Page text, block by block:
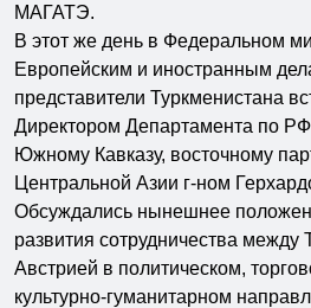
МАГАТЭ.
В этот же день в Федеральном
Европейским и иностранным
представители Туркменистана
Директором Департамента по
Южному Кавказу, восточному
Центральной Азии г-ном
Обсуждались нынешнее
развития сотрудничества между
Австрией в политическом,
культурно-гуманитарном